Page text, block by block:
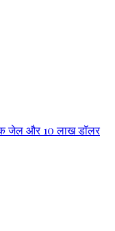
जेल और 10 लाख डॉलर